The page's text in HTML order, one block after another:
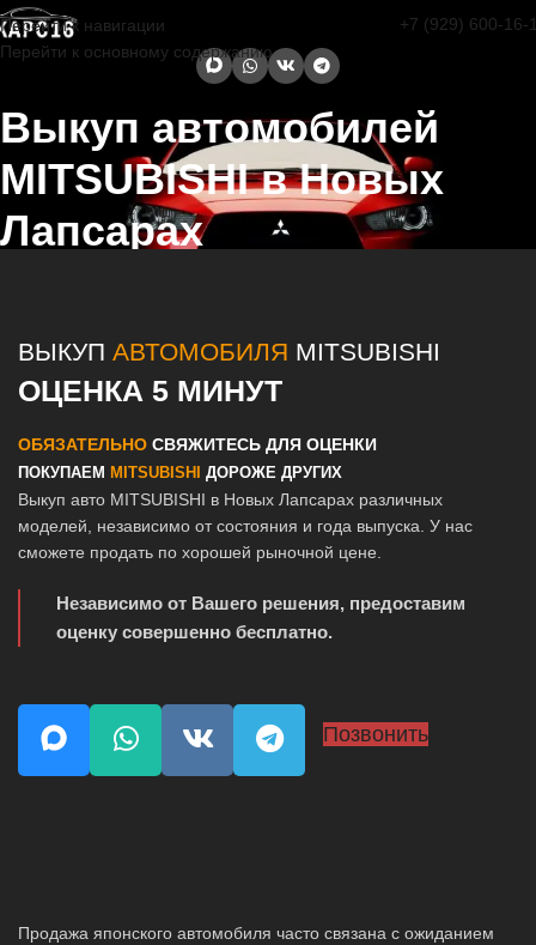
Перейти к навигации
Перейти к основному содержанию
+7 (929) 600-16-
Выкуп автомобилей
MITSUBISHI в Новых
Лапсарах
ВЫКУП АВТОМОБИЛЯ MITSUBISHI
ОЦЕНКА 5 МИНУТ
ОБЯЗАТЕЛЬНО СВЯЖИТЕСЬ ДЛЯ ОЦЕНКИ
ПОКУПАЕМ MITSUBISHI ДОРОЖЕ ДРУГИХ
Выкуп авто MITSUBISHI в Новых Лапсарах различных
моделей, независимо от состояния и года выпуска. У нас
сможете продать по хорошей рыночной цене.
Независимо от Вашего решения, предоставим
оценку совершенно бесплатно.
Позвонить
Продажа японского автомобиля часто связана с ожиданием